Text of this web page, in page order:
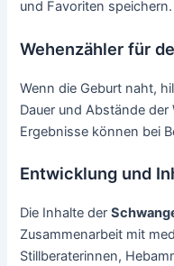
und Favoriten speichern.
Wehenzähler für
Wenn die Geburt naht,
Dauer und Abstände
Ergebnisse können bei
Entwicklung und
Die Inhalte der
Zusammenarbeit mit
Stillberaterinnen,